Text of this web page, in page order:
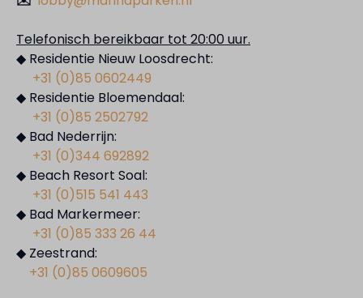
Telefonisch bereikbaar tot 20:00 uur.
◆ Residentie Nieuw Loosdrecht:
+31 (0)85 0602449
◆ Residentie Bloemendaal:
+31 (0)85 2502792
◆ Bad Nederrijn:
+31 (0)344 692892
◆ Beach Resort Soal:
+31 (0)515 541 443
◆ Bad Markermeer:
+31 (0)85 333 26 44
◆ Zeestrand:
+31 (0)85 0609605